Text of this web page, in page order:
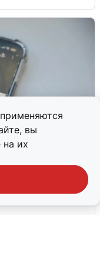
вы
на их